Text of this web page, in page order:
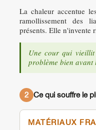
La chaleur accentue
ramollissement des
présents. Elle n'invente
Une cour qui
problème bien avant
2 Ce qui souffre le
MATÉRIAUX